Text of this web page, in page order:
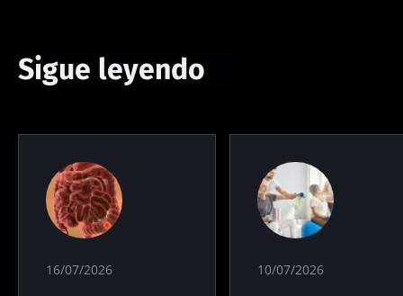
Sigue leyendo
16/07/2026 10/07/2026